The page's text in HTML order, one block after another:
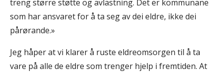
treng større støtte og avlastning. Det er kommunane
som har ansvaret for å ta seg av dei eldre, ikke dei
pårørande.»
Jeg håper at vi klarer å ruste eldreomsorgen til å ta
vare på alle de eldre som trenger hjelp i fremtiden. At